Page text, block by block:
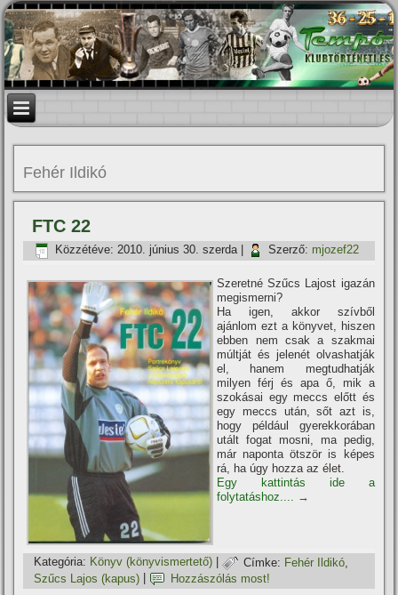
Fehér Ildikó
FTC 22
Közzétéve: 2010. június 30. szerda| Szerző: mjozef22
Szeretné Szűcs Lajost igazán
megismerni?
Ha igen, akkor szí­vből
ajánlom ezt a könyvet, hiszen
ebben nem csak a szakmai
múltját és jelenét olvashatják
el, hanem megtudhatják
milyen férj és apa ő, mik a
szokásai egy meccs előtt és
egy meccs után, sőt azt is,
hogy például gyerekkorában
utált fogat mosni, ma pedig,
már naponta ötször is képes
rá, ha úgy hozza az élet.
Egy kattintás ide a
folytatáshoz.... →
Kategória: Könyv (könyvismertető) | Címke: Fehér Ildikó
Szűcs Lajos (kapus)
Hozzászólás most!